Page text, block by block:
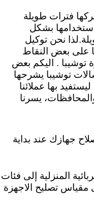
فترات طويلة
بشكل
نحن توكيل
على بعض النقاط
توشيبا . اليكم بعض
توشيبا يشرحها
بها عملائنا
يسرنا
جهازك عند بداية
المنزلية إلى فئات
مقياس تصليح الاجهزة